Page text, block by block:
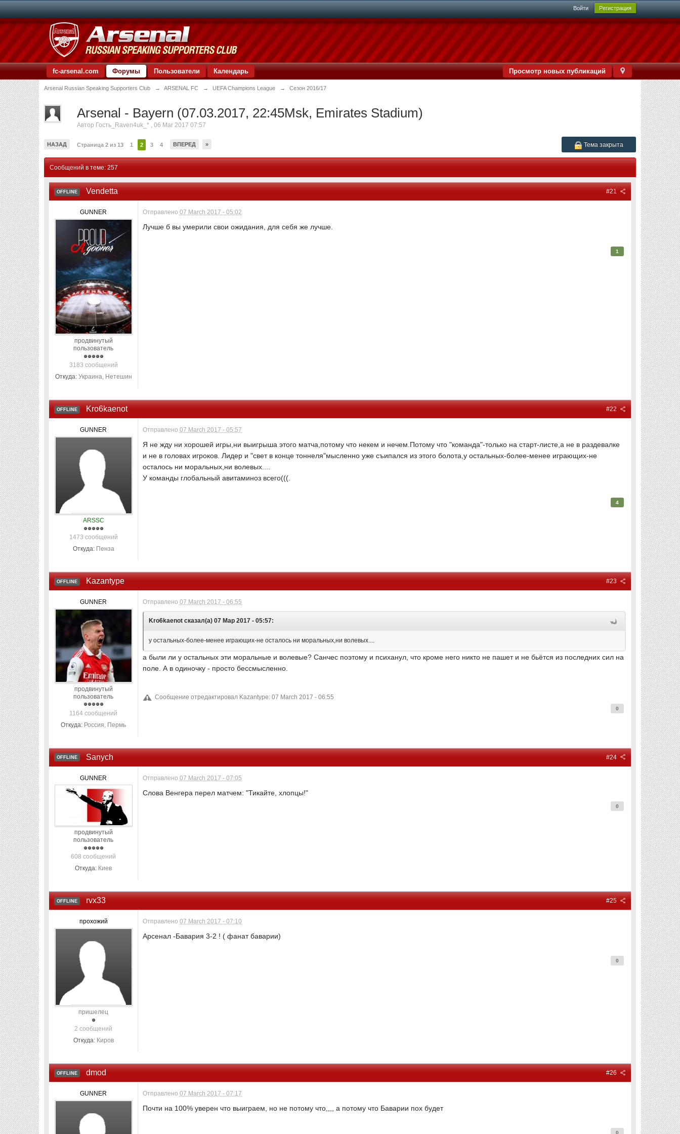
Войти Регистрация
Просмотр новых публикаций
fc-arsenal.com Форумы Пользователи Календарь
Arsenal Russian Speaking Supporters Club → ARSENAL FC → UEFA Champions League → Сезон 2016/17
Arsenal - Bayern (07.03.2017, 22:45Msk, Emirates Stadium)
Автор Гость_Raven4uk_* ,06 Mar 2017 07:57
НАЗАД Страница 2 из 13 1 2 3 4 ВПЕРЕД » Тема закрыта
Сообщений в теме: 257
#21
OFFLINE Vendetta
GUNNER
продвинутый
пользователь
3183 сообщений
Откуда: Украина, Нетешин
Отправлено07 March 2017 - 05:02
Лучше б вы умерили свои ожидания, для себя же лучше.
1
#22
OFFLINE Kro6kaenot
GUNNER
ARSSC
1473 сообщений
Откуда: Пенза
Отправлено07 March 2017 - 05:57
Я не жду ни хорошей игры,ни выигрыша этого матча,потому что некем и нечем.Потому что "команда"-только на старт-листе,а не в раздевалке
и не в головах игроков. Лидер и "свет в конце тоннеля"мысленно уже съипался из этого болота,у остальных-более-менее играющих-не
осталось ни моральных,ни волевых....
У команды глобальный авитаминоз всего(((.
4
#23
OFFLINE Kazantype
GUNNER
продвинутый
пользователь
1164 сообщений
Откуда: Россия, Пермь
Отправлено07 March 2017 - 06:55
Kro6kaenot сказал(а) 07 Мар 2017 - 05:57:
у остальных-более-менее играющих-не осталось ни моральных,ни волевых....
а были ли у остальных эти моральные и волевые? Санчес поэтому и психанул, что кроме него никто не пашет и не бьётся из последних сил на
поле. А в одиночку - просто бессмысленно.
Сообщение отредактировал Kazantype: 07 March 2017 - 06:55
0
#24
OFFLINE Sanych
GUNNER
продвинутый
пользователь
608 сообщений
Откуда: Киев
Отправлено07 March 2017 - 07:05
Слова Венгера перел матчем: "Тикайте, хлопцы!"
0
#25
OFFLINE rvx33
прохожий
пришелец
2 сообщений
Откуда: Киров
Отправлено07 March 2017 - 07:10
Арсенал -Бавария 3-2 ! ( фанат баварии)
0
#26
OFFLINE dmod
GUNNER Отправлено07 March 2017 - 07:17
Почти на 100% уверен что выиграем, но не потому что,,,, а потому что Баварии пох будет
0